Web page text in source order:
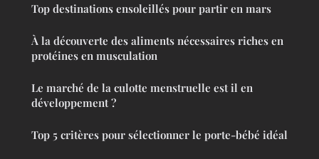
Top destinations ensoleillés pour partir en mars
À la découverte des aliments nécessaires riches en
protéines en musculation
Le marché de la culotte menstruelle est il en
développement ?
Top 5 critères pour sélectionner le porte-bébé idéal